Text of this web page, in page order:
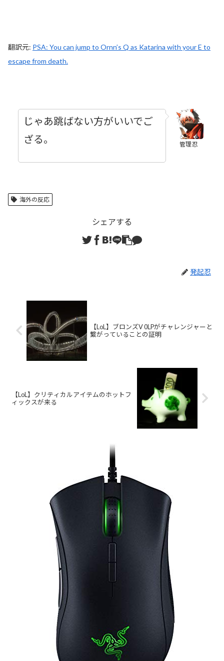
翻訳元: PSA: You can jump to Ornn’s Q as Katarina with your E to
escape from death.
管理忍
じゃあ跳ばない方がいいでご
ざる。
海外の反応
シェアする
発起忍
【LoL】ブロンズV 0LPがチャレンジャーと
繋がっていることの証明
【LoL】クリティカルアイテムのホットフ
ィックスが来る